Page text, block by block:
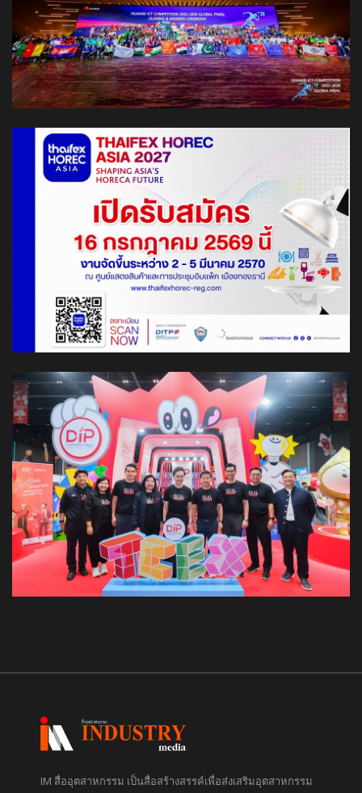
IM สื่ออุตสาหกรรม เป็นสื่อสร้างสรรค์เพื่อส่งเสริมอุตสาหกรรม